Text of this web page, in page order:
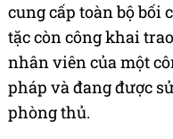
cung cấp toàn bộ bối
tặc còn công khai
nhân viên của một
pháp và đang được
phòng thủ.